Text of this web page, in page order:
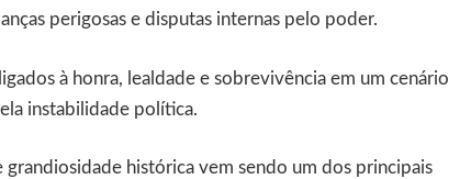
perigosas e disputas internas pelo poder.
à honra, lealdade e sobrevivência em um cenário
instabilidade política.
grandiosidade histórica vem sendo um dos principais